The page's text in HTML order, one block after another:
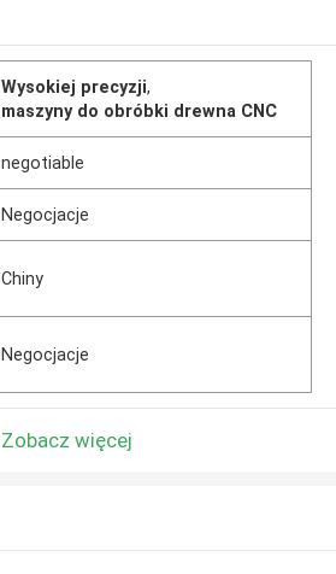
Wysokiej precyzji,
maszyny do obróbki drewna CNC
negotiable
Negocjacje
Chiny
Negocjacje
Zobacz więcej